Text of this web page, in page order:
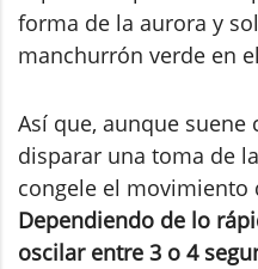
forma de la aurora y
manchurrón verde en
Así que, aunque
disparar una toma de
congele el movimiento
Dependiendo de lo
oscilar entre 3 o 4